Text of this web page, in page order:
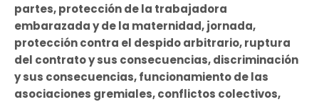
partes, protección de la trabajadora
embarazada y de la maternidad, jornada,
protección contra el despido arbitrario, ruptura
del contrato y sus consecuencias, discriminación
y sus consecuencias, funcionamiento de las
asociaciones gremiales, conflictos colectivos,